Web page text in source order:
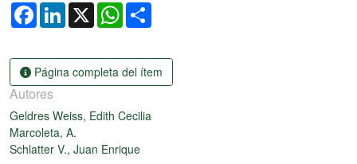
FacebookLinkedIn
X WhatsApp
Página completa del ítem
Autores
Geldres Weiss, Edith Cecilia
Marcoleta, A.
Schlatter V., Juan Enrique